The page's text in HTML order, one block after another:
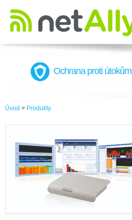
Ochrana proti útokům
Úvod > Produkty